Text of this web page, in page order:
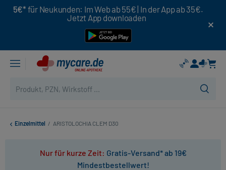
5€* für Neukunden: Im Web ab 55€ | In der App ab 35€.
Jetzt App downloaden
Einzelmittel / ARISTOLOCHIA CLEM D30
Nur für kurze Zeit: Gratis-Versand* ab 19€
Mindestbestellwert!